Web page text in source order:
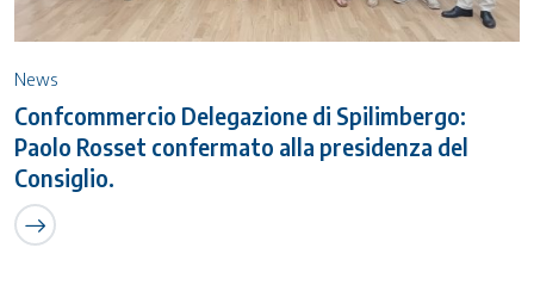
News
Confcommercio Delegazione di Spilimbergo:
Paolo Rosset confermato alla presidenza del
Consiglio.